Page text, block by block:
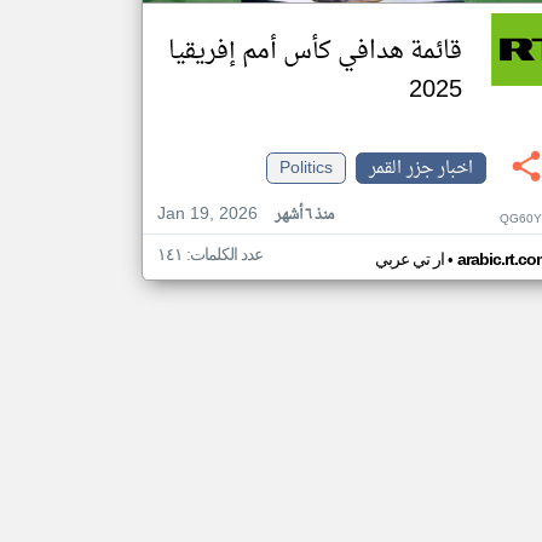
قائمة هدافي كأس أمم إفريقيا
2025
اخبار جزر القمر
Politics
Jan 19, 2026
منذ ٦ أشهر
ار تي عربي• عدد الكلمات: ١٤١